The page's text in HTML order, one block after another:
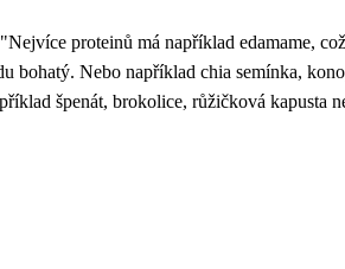
proteinů má například edamame,
bohatý. Nebo například chia semínka,
špenát, brokolice, růžičková kapusta